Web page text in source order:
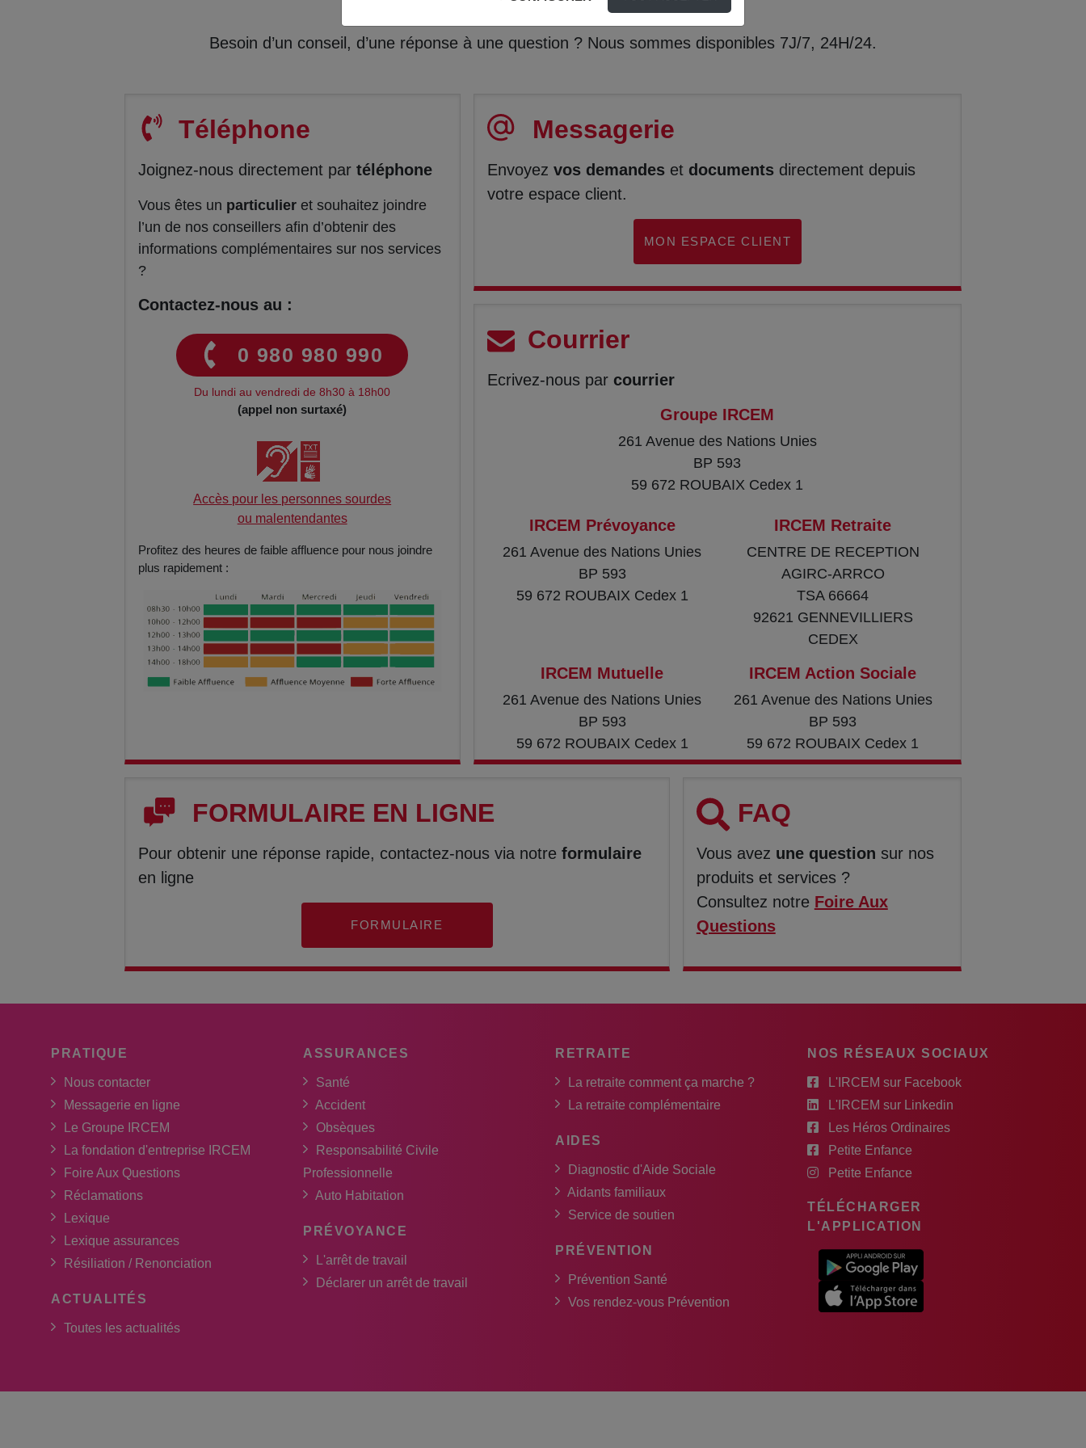
Nous contacter
Besoin d’un conseil, d’une réponse à une question ? Nous sommes disponibles 7J/7, 24H/24.
Téléphone
Joignez-nous directement par téléphone
Vous êtes un particulieret souhaitez joindre
l’un de nos conseillers afin d’obtenir des
informations complémentaires sur nos services
?
Contactez-nous au :
0 980 980 990
Du lundi au vendredi de 8h30 à 18h00
(appel non surtaxé)
Accès pour les personnes sourdes
ou malentendantes
Profitez des heures de faible affluence pour nous joindre
plus rapidement :
Messagerie
Envoyez vos demandeset documentsdirectement depuis
votre espace client.
MON ESPACE CLIENT
Courrier
Ecrivez-nous par courrier
Groupe IRCEM
261 Avenue des Nations Unies
BP 593
59 672 ROUBAIX Cedex 1
IRCEM Prévoyance
261 Avenue des Nations Unies
BP 593
59 672 ROUBAIX Cedex 1
IRCEM Retraite
CENTRE DE RECEPTION
AGIRC-ARRCO
TSA 66664
92621 GENNEVILLIERS
CEDEX
IRCEM Mutuelle
261 Avenue des Nations Unies
BP 593
59 672 ROUBAIX Cedex 1
IRCEM Action Sociale
261 Avenue des Nations Unies
BP 593
59 672 ROUBAIX Cedex 1
FORMULAIRE EN LIGNE
Pour obtenir une réponse rapide, contactez-nous via notre formulaire
en ligne
FORMULAIRE
FAQ
Vous avez une question sur nos
produits et services ?
Consultez notre Foire Aux
Questions
PRATIQUE
Nous contacter
Messagerie en ligne
Le Groupe IRCEM
La fondation d'entreprise IRCEM
Foire Aux Questions
Réclamations
Lexique
Lexique assurances
Résiliation / Renonciation
ACTUALITÉS
Toutes les actualités
ASSURANCES
Santé
Accident
Obsèques
Responsabilité Civile
Professionnelle
Auto Habitation
PRÉVOYANCE
L'arrêt de travail
Déclarer un arrêt de travail
RETRAITE
La retraite comment ça marche ?
La retraite complémentaire
AIDES
Diagnostic d'Aide Sociale
Aidants familiaux
Service de soutien
PRÉVENTION
Prévention Santé
Vos rendez-vous Prévention
NOS RÉSEAUX SOCIAUX
L'IRCEM sur Facebook
L'IRCEM sur Linkedin
Les Héros Ordinaires
Petite Enfance
Petite Enfance
TÉLÉCHARGER
L'APPLICATION